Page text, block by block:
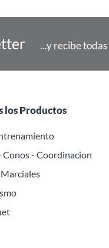
...y recibe todas
los Productos
Conos - Coordinacion